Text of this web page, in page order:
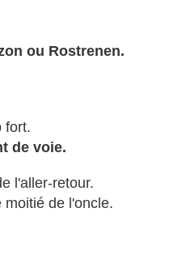
ou Rostrenen.
fort.
de voie.
l'aller-retour.
moitié de l'oncle.